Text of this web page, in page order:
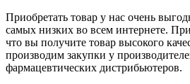
Приобретать товар у нас очень
самых низких во всем интернете.
что вы получите товар высокого
производим закупки у
фармацевтических дистрибьютеров.